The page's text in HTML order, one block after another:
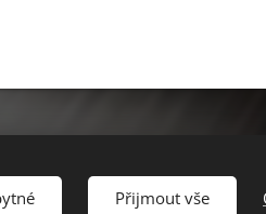
Přijmout vše